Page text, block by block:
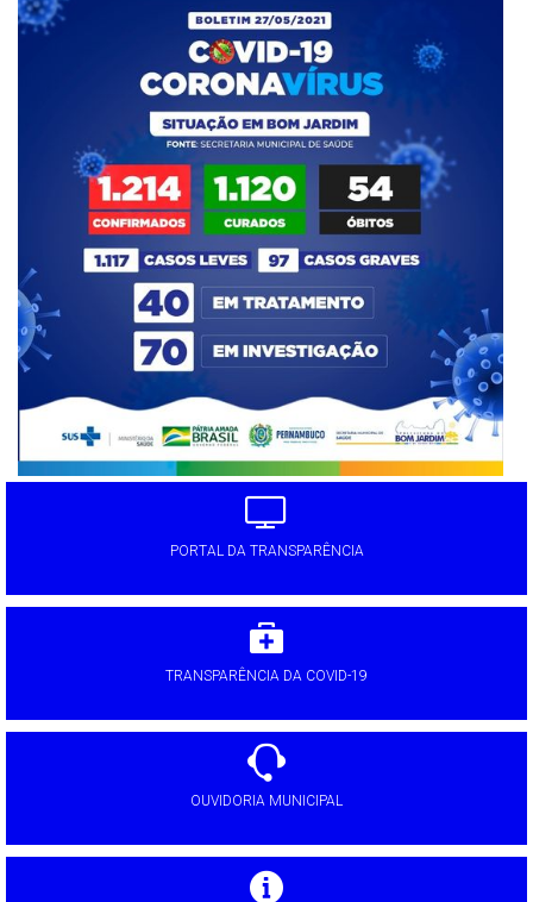
PORTAL DA TRANSPARÊNCIA
TRANSPARÊNCIA DA COVID-19
OUVIDORIA MUNICIPAL